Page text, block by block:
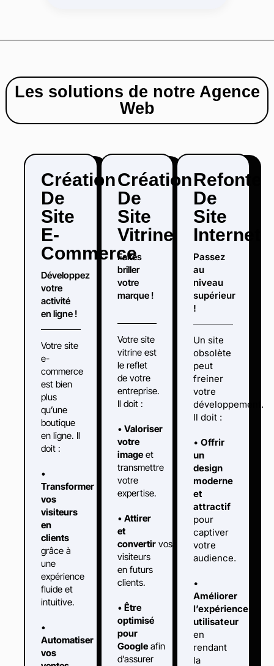
Les solutions de notre Agence
Web
Création
De
Site
E-
Commerce
Développez
votre
activité
en ligne !
Votre site
e-
commerce
est bien
plus
qu’une
boutique
en ligne. Il
doit :
•
Transformer
vos
visiteurs
en
clients
grâce à
une
expérience
fluide et
intuitive.
•
Automatiser
vos
Création
De
Site
Vitrine
Faites
briller
votre
marque !
Votre site
vitrine est
le reflet
de votre
entreprise.
Il doit :
• Valoriser
votre
imageet
transmettre
votre
expertise.
• Attirer
et
convertirvos
visiteurs
en futurs
clients.
• Être
optimisé
pour
Googleafin
d’assurer
Refonte
De
Site
Internet​
Passez
au
niveau
supérieur
!
Un site
obsolète
peut
freiner
votre
développement.
Il doit :
•Offrir
un
design
moderne
et
attractif
pour
captiver
votre
audience.
•
Améliorer
l’expérience
utilisateur
en
rendant
la